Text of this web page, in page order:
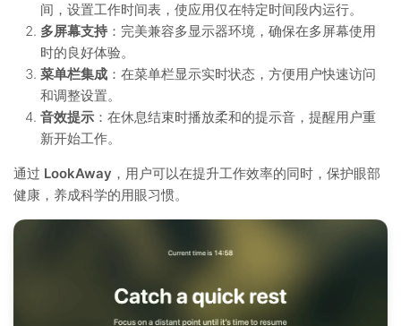
间，设置工作时间表，使应用仅在特定时间段内运行。
多屏幕支持：完美兼容多显示器环境，确保在多屏幕使用
时的良好体验。
菜单栏集成 ：在菜单栏显示实时状态，方便用户快速访问
和调整设置。
音效提示 ：在休息结束时播放柔和的提示音，提醒用户重
新开始工作。
通过 LookAway ，用户可以在提升工作效率的同时，保护眼部
健康，养成科学的用眼习惯。